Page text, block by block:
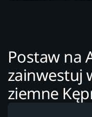
Postaw na
zainwestuj
ziemne